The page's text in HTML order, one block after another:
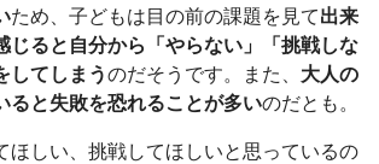
ため、子どもは目の前の課題を見て出来
じると自分から「やらない」「挑戦しな
してしまうのだそうです。また、 大人の
ると失敗を恐れることが多いのだとも。
ほしい、挑戦してほしいと思っているの